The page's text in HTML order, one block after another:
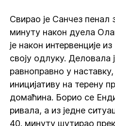
Свирао је Санчез пенал
минуту након дуела
је након интервенције
своју одлуку. Деловала
равноправно у
иницијативу на терену
домаћина. Борио се
ривала, а из једне
40. минуту шутирао